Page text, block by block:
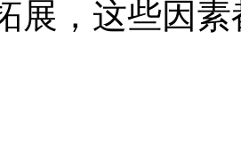
展，这些因